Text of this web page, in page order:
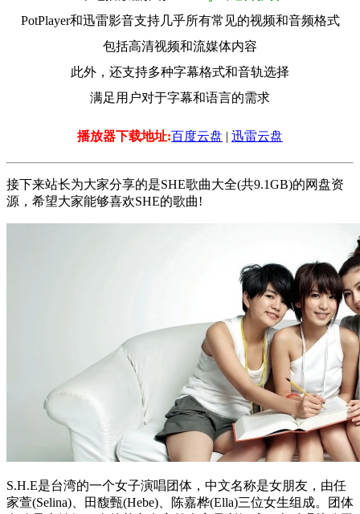
PotPlayer和迅雷影音支持几乎所有常见的视频和音频格式
包括高清视频和流媒体内容
此外，还支持多种字幕格式和音轨选择
满足用户对于字幕和语言的需求
播放器下载地址:百度云盘 | 迅雷云盘
接下来站长为大家分享的是SHE歌曲大全(共9.1GB)的网盘资
源，希望大家能够喜欢SHE的歌曲!
S.H.E是台湾的一个女子演唱团体，中文名称是女朋友，由任
家萱(Selina)、田馥甄(Hebe)、陈嘉桦(Ella)三位女生组成。团体